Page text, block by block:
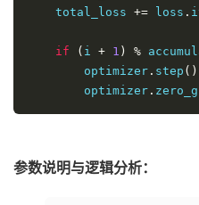
    total_loss
+= loss .
if ( i + 1 ) %
        optimizer
. step ()
        optimizer
.
参数说明与逻辑分析：